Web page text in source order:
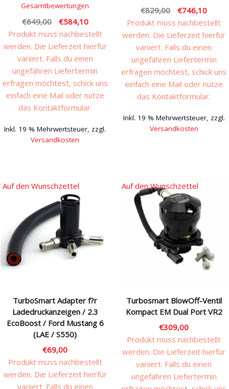
Gesamtbewertungen
€649,00
Ursprünglicher
Preis
war:
€649,00
€584,10Aktueller
Preis
ist:
€584,10.
Produkt muss nachbestellt
werden. Die Lieferzeit hierfür
variiert. Falls du einen
ungefähren Liefertermin
erfragen möchtest, schick uns
einfach eine Mail oder nutze
das Kontaktformular.
Inkl. 19 % Mehrwertsteuer, zzgl.
Versandkosten
€829,00
Ursprünglicher
Preis
war:
€829,00
€746,10
Preis
ist:
Produkt muss nachbestellt
werden. Die Lieferzeit hierfür
variiert. Falls du einen
ungefähren Liefertermin
erfragen möchtest, schick uns
einfach eine Mail oder nutze
das Kontaktformular.
Inkl. 19 % Mehrwertsteuer, zzgl.
Versandkosten
TurboSmart Adapter f?r
Ladedruckanzeigen / 2.3
EcoBoost / Ford Mustang 6
(LAE / S550)
€69,00
Produkt muss nachbestellt
werden. Die Lieferzeit hierfür
variiert. Falls du einen
Auf den Wunschzettel
Turbosmart BlowOff-Ventil
Kompact EM Dual Port VR2
€309,00
Produkt muss nachbestellt
werden. Die Lieferzeit hierfür
variiert. Falls du einen
ungefähren Liefertermin
Auf den Wunschzettel